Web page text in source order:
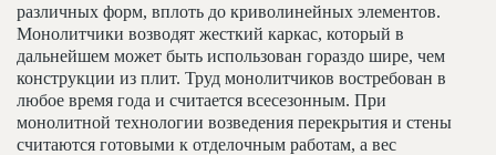
различных форм, вплоть до криволинейных элементов.
Монолитчики возводят жесткий каркас, который в
дальнейшем может быть использован гораздо шире, чем
конструкции из плит. Труд монолитчиков востребован в
любое время года и считается всесезонным. При
монолитной технологии возведения перекрытия и стены
считаются готовыми к отделочным работам, а вес